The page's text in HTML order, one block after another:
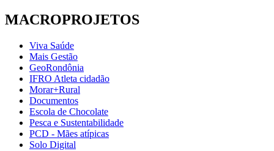
MACROPROJETOS
Viva Saúde
Mais Gestão
GeoRondônia
IFRO Atleta cidadão
Morar+Rural
Documentos
Escola de Chocolate
Pesca e Sustentabilidade
PCD - Mães atípicas
Solo Digital